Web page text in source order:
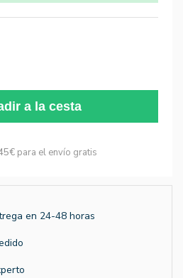
a la cesta
para el envío gratis
en 24-48 horas